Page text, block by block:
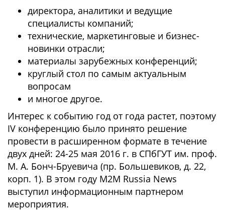
директора, аналитики и ведущие
специалисты компаний;
технические, маркетинговые и бизнес-
новинки отрасли;
материалы зарубежных конференций;
круглый стол по самым актуальным
вопросам
и многое другое.
Интерес к событию год от года растет, поэтому
IV конференцию было принято решение
провести в расширенном формате в течение
двух дней: 24-25 мая 2016 г. в СПбГУТ им. проф.
М. А. Бонч-Бруевича (пр. Большевиков, д. 22,
корп. 1). В этом году M2M Russia News
выступил информационным партнером
мероприятия.